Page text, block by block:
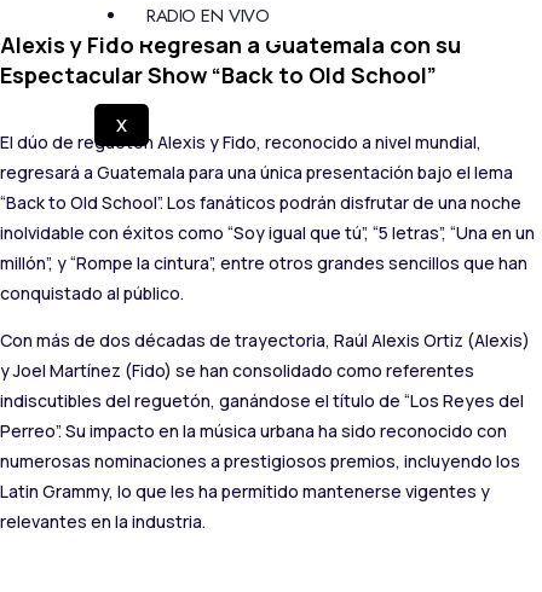
RADIO EN VIVO
X
Alexis y Fido Regresan a Guatemala con su
Espectacular Show “Back to Old School”
El dúo de reguetón Alexis y Fido, reconocido a nivel mundial,
regresará a Guatemala para una única presentación bajo el lema
“Back to Old School”. Los fanáticos podrán disfrutar de una noche
inolvidable con éxitos como “Soy igual que tú”, “5 letras”, “Una en un
millón”, y “Rompe la cintura”, entre otros grandes sencillos que han
conquistado al público.
Con más de dos décadas de trayectoria, Raúl Alexis Ortiz (Alexis)
y Joel Martínez (Fido) se han consolidado como referentes
indiscutibles del reguetón, ganándose el título de “Los Reyes del
Perreo”. Su impacto en la música urbana ha sido reconocido con
numerosas nominaciones a prestigiosos premios, incluyendo los
Latin Grammy, lo que les ha permitido mantenerse vigentes y
relevantes en la industria.